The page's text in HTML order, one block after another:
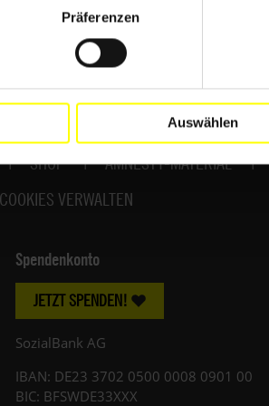
Präferenzen
Auswählen
SHOP AMNESTY-MATERIAL
COOKIES VERWALTEN
Spendenkonto
JETZT SPENDEN!
SozialBank AG
IBAN: DE23 3702 0500 0008 0901 00
BIC: BFSWDE33XXX